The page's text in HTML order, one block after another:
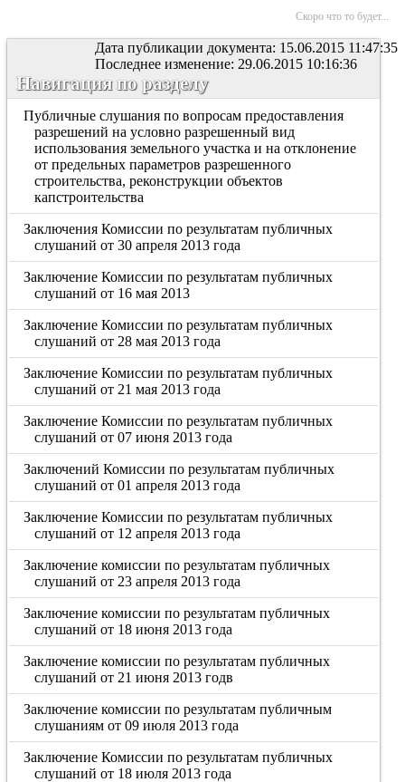
Скоро что то будет...
Дата публикации документа: 15.06.2015 11:47:35
Последнее изменение: 29.06.2015 10:16:36
Навигация по разделу
Публичные слушания по вопросам предоставления
разрешений на условно разрешенный вид
использования земельного участка и на отклонение
от предельных параметров разрешенного
строительства, реконструкции объектов
капстроительства
Заключения Комиссии по результатам публичных
слушаний от 30 апреля 2013 года
Заключение Комиссии по результатам публичных
слушаний от 16 мая 2013
Заключение Комиссии по результатам публичных
слушаний от 28 мая 2013 года
Заключение Комиссии по результатам публичных
слушаний от 21 мая 2013 года
Заключение Комиссии по результатам публичных
слушаний от 07 июня 2013 года
Заключений Комиссии по результатам публичных
слушаний от 01 апреля 2013 года
Заключение Комиссии по результатам публичных
слушаний от 12 апреля 2013 года
Заключение комиссии по результатам публичных
слушаний от 23 апреля 2013 года
Заключение комиссии по результатам публичных
слушаний от 18 июня 2013 года
Заключение комиссии по результатам публичных
слушаний от 21 июня 2013 годв
Заключение комиссии по результатам публичным
слушаниям от 09 июля 2013 года
Заключение Комиссии по результатам публичных
слушаний от 18 июля 2013 года